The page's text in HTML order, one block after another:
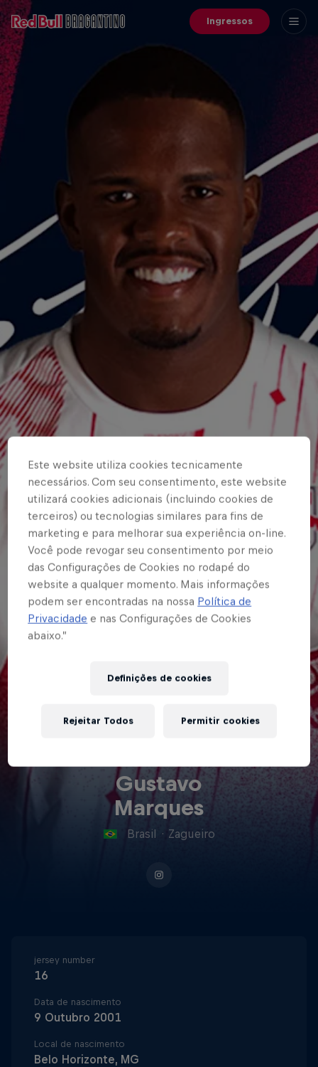
Ingressos
Gustavo
Marques
Brasil · Zagueiro
jersey number
16
Data de nascimento
9 Outubro 2001
Local de nascimento
Belo Horizonte, MG
Este website utiliza cookies tecnicamente
necessários. Com seu consentimento, este website
utilizará cookies adicionais (incluindo cookies de
terceiros) ou tecnologias similares para fins de
marketing e para melhorar sua experiência on-line.
Você pode revogar seu consentimento por meio
das Configurações de Cookies no rodapé do
website a qualquer momento. Mais informações
podem ser encontradas na nossa Política de
Privacidade e nas Configurações de Cookies
abaixo.”
Definições de cookies
Rejeitar Todos Permitir cookies